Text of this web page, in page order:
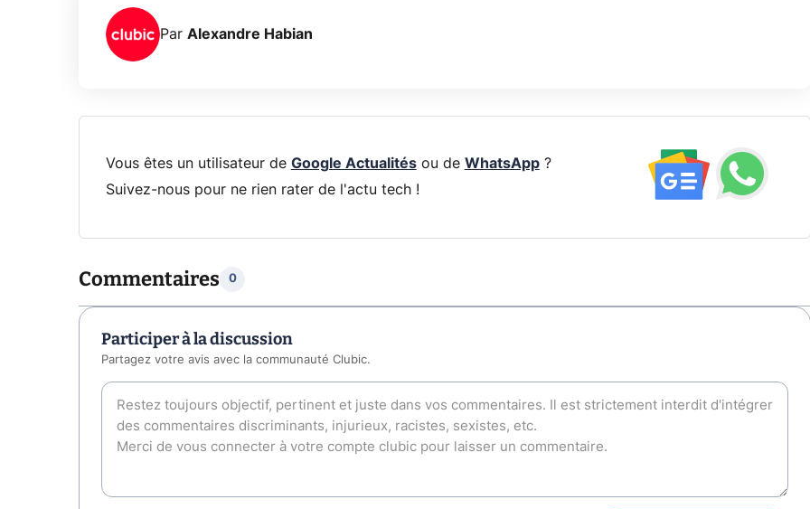
Par Alexandre Habian
Vous êtes un utilisateur de Google Actualitésou de WhatsApp?
Suivez-nous pour ne rien rater de l'actu tech !
Commentaires 0
Participer à la discussion
Partagez votre avis avec la communauté Clubic.